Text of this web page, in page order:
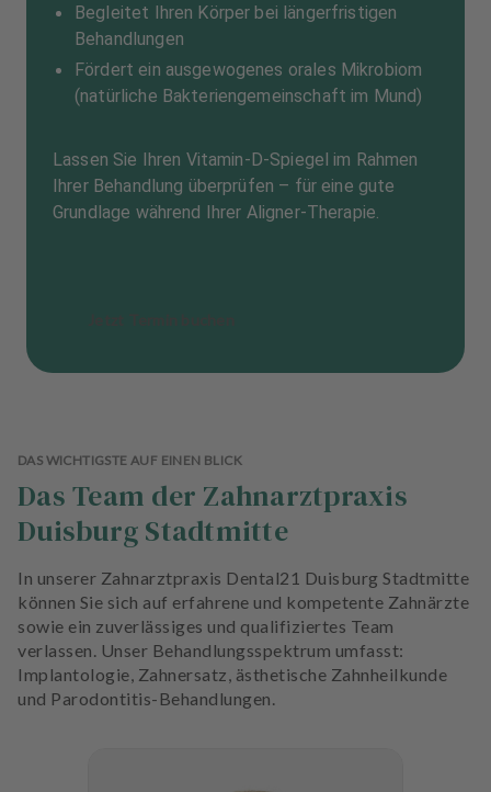
Begleitet Ihren Körper bei längerfristigen
Behandlungen
Fördert ein ausgewogenes orales Mikrobiom
(natürliche Bakteriengemeinschaft im Mund)
Lassen Sie Ihren Vitamin-D-Spiegel im Rahmen
Ihrer Behandlung überprüfen – für eine gute
Grundlage während Ihrer Aligner-Therapie.
DAS WICHTIGSTE AUF EINEN BLICK
Das Team der Zahnarztpraxis
Duisburg Stadtmitte
In unserer Zahnarztpraxis Dental21 Duisburg Stadtmitte
können Sie sich auf erfahrene und kompetente Zahnärzte
sowie ein zuverlässiges und qualifiziertes Team
verlassen. Unser Behandlungsspektrum umfasst:
Implantologie, Zahnersatz, ästhetische Zahnheilkunde
und Parodontitis-Behandlungen.